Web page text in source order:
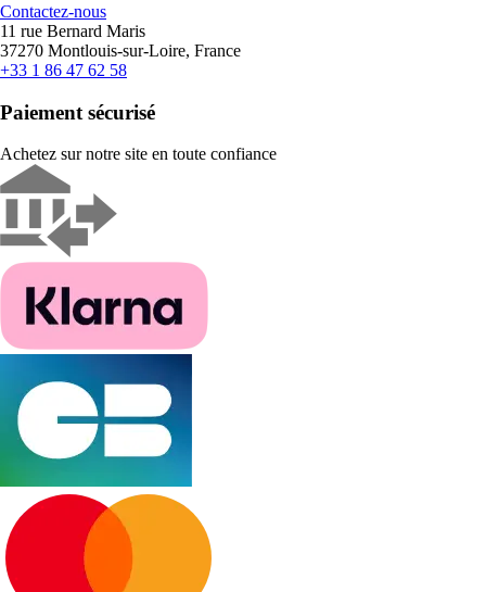
Contactez-nous
11 rue Bernard Maris
37270 Montlouis-sur-Loire, France
+33 1 86 47 62 58
Paiement sécurisé
Achetez sur notre site en toute confiance